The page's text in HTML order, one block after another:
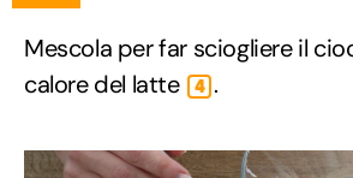
Mescola per far sciogliere il
calore del latte
4 .